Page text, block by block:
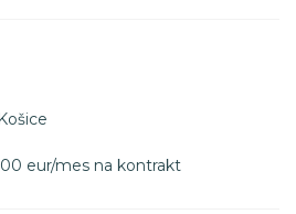
eur/mes na kontrakt